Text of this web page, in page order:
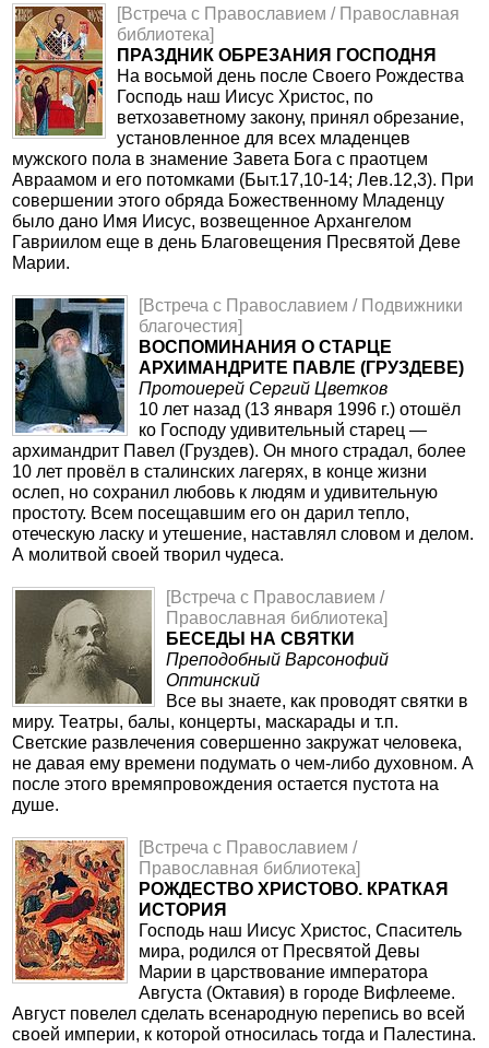
[Встреча с Православием / Православная
библиотека]
ПРАЗДНИК ОБРЕЗАНИЯ ГОСПОДНЯ
На восьмой день после Своего Рождества
Господь наш Иисус Христос, по
ветхозаветному закону, принял обрезание,
установленное для всех младенцев
мужского пола в знамение Завета Бога с праотцем
Авраамом и его потомками (Быт.17,10-14; Лев.12,3). При
совершении этого обряда Божественному Младенцу
было дано Имя Иисус, возвещенное Архангелом
Гавриилом еще в день Благовещения Пресвятой Деве
Марии.
[Встреча с Православием / Подвижники
благочестия]
ВОСПОМИНАНИЯ О СТАРЦЕ
АРХИМАНДРИТЕ ПАВЛЕ (ГРУЗДЕВЕ)
Протоиерей Сергий Цветков
10 лет назад (13 января 1996 г.) отошёл
ко Господу удивительный старец —
архимандрит Павел (Груздев). Он много страдал, более
10 лет провёл в сталинских лагерях, в конце жизни
ослеп, но сохранил любовь к людям и удивительную
простоту. Всем посещавшим его он дарил тепло,
отеческую ласку и утешение, наставлял словом и делом.
А молитвой своей творил чудеса.
[Встреча с Православием /
Православная библиотека]
БЕСЕДЫ НА СВЯТКИ
Преподобный Варсонофий
Оптинский
Все вы знаете, как проводят святки в
миру. Театры, балы, концерты, маскарады и т.п.
Светские развлечения совершенно закружат человека,
не давая ему времени подумать о чем-либо духовном. А
после этого времяпровождения остается пустота на
душе.
[Встреча с Православием /
Православная библиотека]
РОЖДЕСТВО ХРИСТОВО. КРАТКАЯ
ИСТОРИЯ
Господь наш Иисус Христос, Спаситель
мира, родился от Пресвятой Девы
Марии в царствование императора
Августа (Октавия) в городе Вифлееме.
Август повелел сделать всенародную перепись во всей
своей империи, к которой относилась тогда и Палестина.